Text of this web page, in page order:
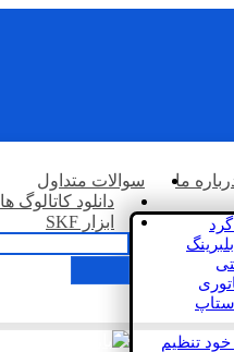
ما
سوالات متداول
خود تنظیم
دانلود کاتالوگ ها
ابزار SKF